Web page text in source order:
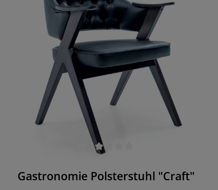
Entspannen. Die auffällige Bauform verdankt er
den Armlehnen, die gleichzeitig als Füße
fungieren und für einen stabilen Halt sorgen.
Durchschnittliche Bewertung von 0 von 5 Sternen
Gastronomie Polsterstuhl "Craft"